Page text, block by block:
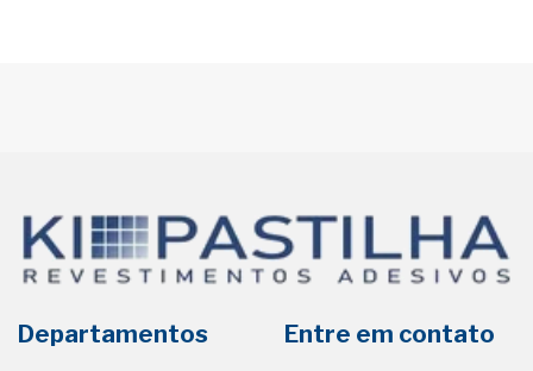
Departamentos Entre em contato